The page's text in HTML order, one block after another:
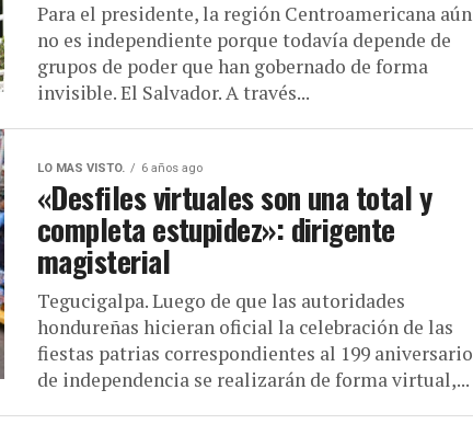
Para el presidente, la región Centroamericana aún
no es independiente porque todavía depende de
grupos de poder que han gobernado de forma
invisible. El Salvador. A través...
LO MAS VISTO. 6 años ago
«Desfiles virtuales son una total y
completa estupidez»: dirigente
magisterial
Tegucigalpa. Luego de que las autoridades
hondureñas hicieran oficial la celebración de las
fiestas patrias correspondientes al 199 aniversario
de independencia se realizarán de forma virtual,...